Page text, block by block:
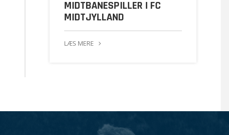
MIDTBANESPILLER I FC
MIDTJYLLAND
LÆS MERE